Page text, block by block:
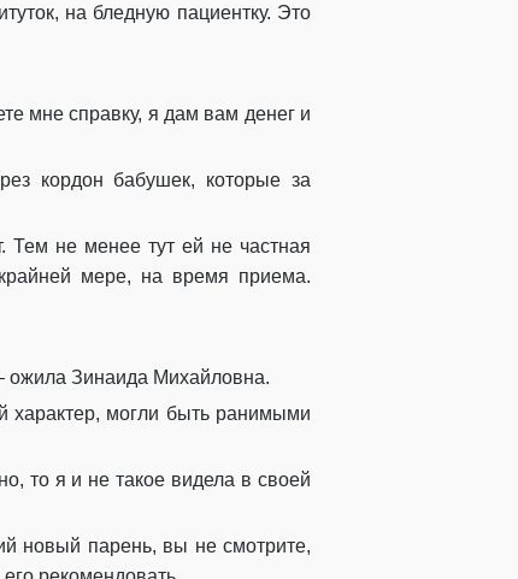
на бледную пациентку. Это
мне справку, я дам вам денег и
кордон бабушек, которые за
Тем не менее тут ей не частная
мере, на время приема.
ожила Зинаида Михайловна.
характер, могли быть ранимыми
то я и не такое видела в своей
новый парень, вы не смотрите,